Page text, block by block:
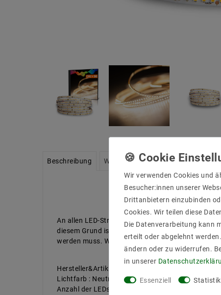
Beschreibung Weitere Details Informationen
An allen LED-Strips wurden an beiden Enden 7 -
diesem Grund ist in der Lieferung kein Netzteil
werden muss. Wegen die schmale Platine , für 1-
Hersteller&ArtikleNr : Mextronic
Lichtfarb : Neutralweiß (4000k)
Anzahl der LEDs pro Meter : 288
Wir verwenden Cookies und
Besucher:innen unserer
Drittanbietern einzubinden
Cookies. Wir teilen diese
Die Datenverarbeitung kann
erteilt oder abgelehnt
ändern oder zu widerrufen.
in unserer
Essenziell Statistik